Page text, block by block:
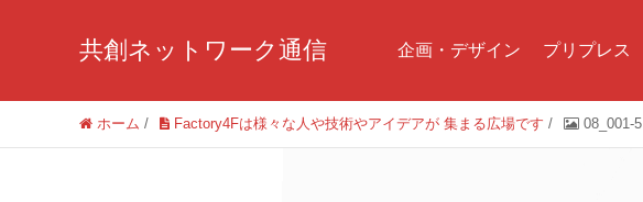
共創ネットワーク通信 企画・デザイン プリプレス
ホーム / Factory4Fは様々な人や技術やアイデアが 集まる広場です / 08_001-5